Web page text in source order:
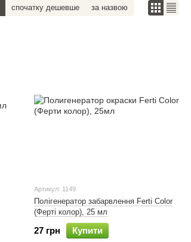
спочатку дешевше за назвою
Артикул: 1149
Полігенератор забарвлення Ferti Color
(Ферті колор), 25 мл
27 грн Купити